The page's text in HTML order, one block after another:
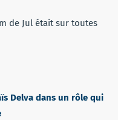
de Jul était sur toutes
Delva dans un rôle qui